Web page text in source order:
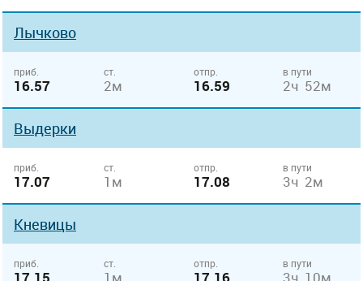
Лычково
приб.
16.57
ст.
2м
отпр.
16.59
в пути
2ч 52м
Выдерки
приб.
17.07
ст.
1м
отпр.
17.08
в пути
3ч 2м
Кневицы
приб. ст. отпр. в пути